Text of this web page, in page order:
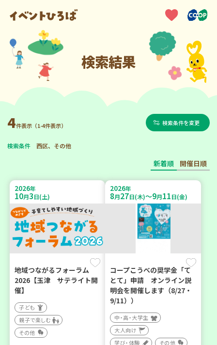
検索結果
4件表示（1-4件表示） 検索条件を変更
検索条件 西区、その他
新着順 開催日順
2026年
10月3日(土)
地域つながるフォーラム
2026【玉津 サテライト開
催】
子ども
親子で楽しむ
その他
2026年
8月27日(木)～9月11日(金)
コープこうべの奨学金「て
とて」申請 オンライン説
明会を開催します（8/27・
9/11））
中・高・大学生
大人向け
学び・体験
その他